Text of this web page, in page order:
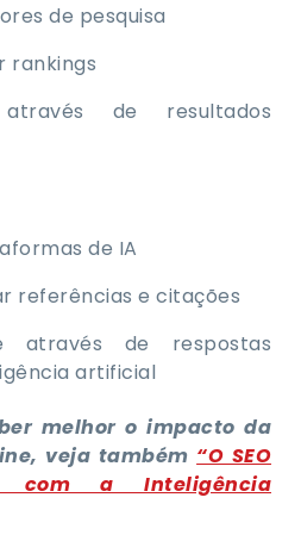
de pesquisa
rankings
de resultados
de IA
referências e citações
através de respostas
artificial
melhor o impacto da
veja também “O SEO
com a Inteligência